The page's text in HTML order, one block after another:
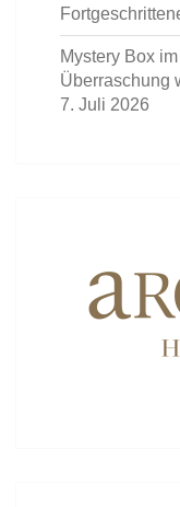
Mystery Box
Überraschung
7. Juli 2026